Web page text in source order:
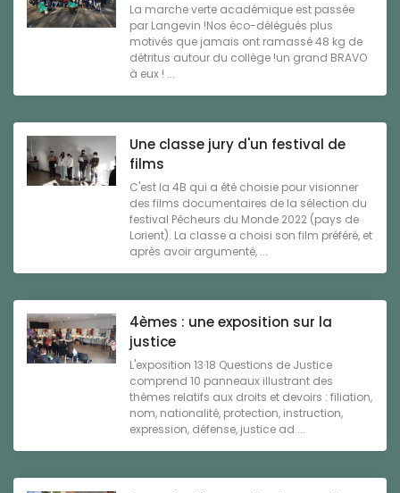
La marche verte académique est passée
par Langevin !Nos éco-délégués plus
motivés que jamais ont ramassé 48 kg de
détritus autour du collège !un grand BRAVO
à eux ! ...
Une classe jury d'un festival de
films
C'est la 4B qui a été choisie pour visionner
des films documentaires de la sélection du
festival Pêcheurs du Monde 2022 (pays de
Lorient). La classe a choisi son film préféré, et
après avoir argumenté, ...
4èmes : une exposition sur la
justice
L'exposition 13·18 Questions de Justice
comprend 10 panneaux illustrant des
thèmes relatifs aux droits et devoirs : filiation,
nom, nationalité, protection, instruction,
expression, défense, justice ad ...